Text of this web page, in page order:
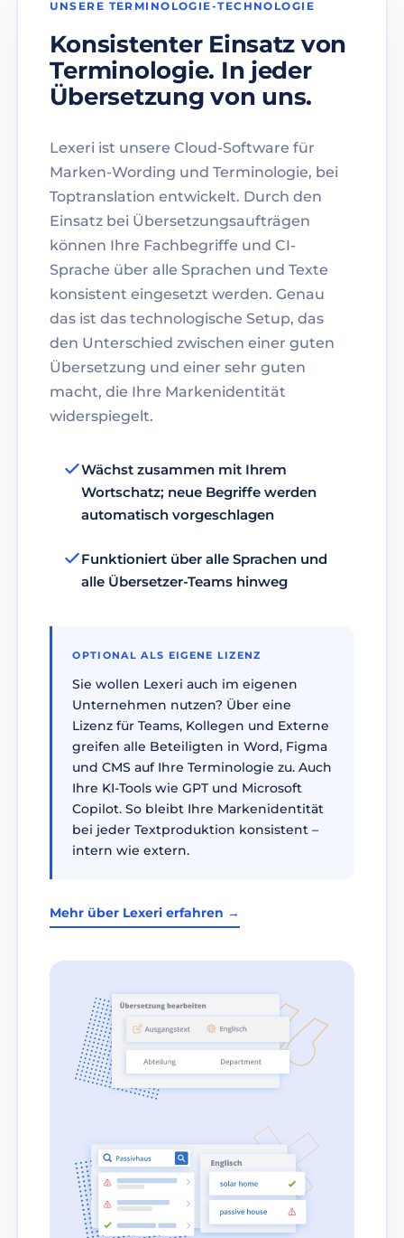
UNSERE TERMINOLOGIE-TECHNOLOGIE
Konsistenter Einsatz von
Terminologie. In jeder
Übersetzung von uns.
Lexeri ist unsere Cloud-Software für
Marken-Wording und Terminologie, bei
Toptranslation entwickelt. Durch den
Einsatz bei Übersetzungsaufträgen
können Ihre Fachbegriffe und CI-
Sprache über alle Sprachen und Texte
konsistent eingesetzt werden. Genau
das ist das technologische Setup, das
den Unterschied zwischen einer guten
Übersetzung und einer sehr guten
macht, die Ihre Markenidentität
widerspiegelt.
Wächst zusammen mit Ihrem
Wortschatz; neue Begriffe werden
automatisch vorgeschlagen
Funktioniert über alle Sprachen und
alle Übersetzer-Teams hinweg
OPTIONAL ALS EIGENE LIZENZ
Sie wollen Lexeri auch im eigenen
Unternehmen nutzen? Über eine
Lizenz für Teams, Kollegen und Externe
greifen alle Beteiligten in Word, Figma
und CMS auf Ihre Terminologie zu. Auch
Ihre KI-Tools wie GPT und Microsoft
Copilot. So bleibt Ihre Markenidentität
bei jeder Textproduktion konsistent –
intern wie extern.
Mehr über Lexeri erfahren →